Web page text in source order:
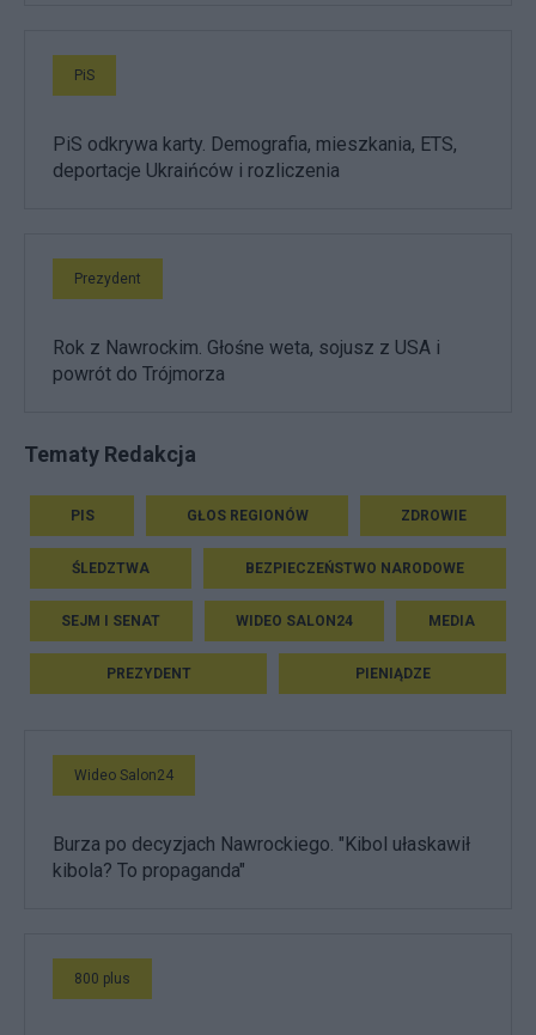
PiS
PiS odkrywa karty. Demografia, mieszkania, ETS,
deportacje Ukraińców i rozliczenia
Prezydent
Rok z Nawrockim. Głośne weta, sojusz z USA i
powrót do Trójmorza
Tematy Redakcja
PIS GŁOS REGIONÓW ZDROWIE
ŚLEDZTWA BEZPIECZEŃSTWO NARODOWE
SEJM I SENAT WIDEO SALON24 MEDIA
PREZYDENT PIENIĄDZE
Wideo Salon24
Burza po decyzjach Nawrockiego. "Kibol ułaskawił
kibola? To propaganda"
800 plus